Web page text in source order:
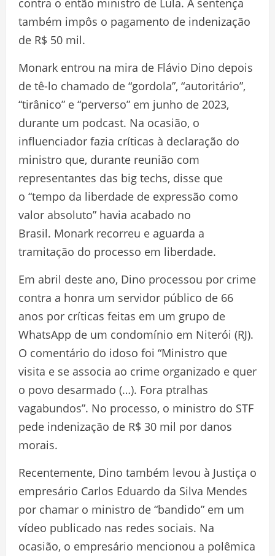
também impôs o pagamento de indenização
de R$ 50 mil.
Monark entrou na mira de Flávio Dino depois
de tê-lo chamado de “gordola”, “autoritário”,
“tirânico” e “perverso” em junho de 2023,
durante um podcast. Na ocasião, o
influenciador fazia críticas à declaração do
ministro que, durante reunião com
representantes das big techs, disse que
o “tempo da liberdade de expressão como
valor absoluto” havia acabado no
Brasil. Monark recorreu e aguarda a
tramitação do processo em liberdade.
Em abril deste ano, Dino processou por crime
contra a honra um servidor público de 66
anos por críticas feitas em um grupo de
WhatsApp de um condomínio em Niterói (RJ).
O comentário do idoso foi “Ministro que
visita e se associa ao crime organizado e quer
o povo desarmado (…). Fora ptralhas
vagabundos”. No processo, o ministro do STF
pede indenização de R$ 30 mil por danos
morais.
Recentemente, Dino também levou à Justiça o
empresário Carlos Eduardo da Silva Mendes
por chamar o ministro de “bandido” em um
vídeo publicado nas redes sociais. Na
ocasião, o empresário mencionou a polêmica